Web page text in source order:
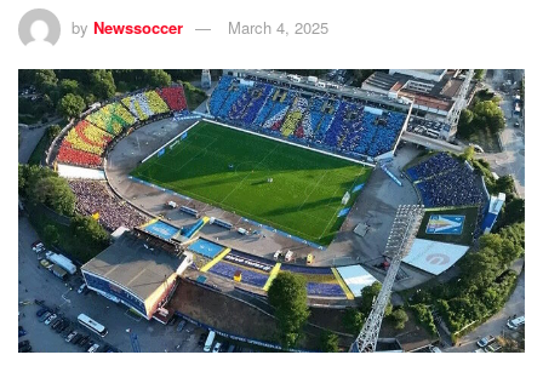
by Newssoccer March 4, 2025